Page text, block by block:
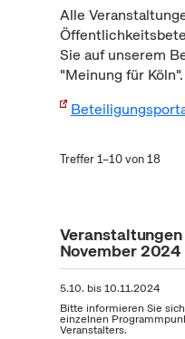
Alle
Sie auf unserem
"Meinung für Köln".
Treffer 1–10 von 18
November 2024
5.10. bis10.11.2024
Bitte informieren Sie
einzelnen
Veranstalters.